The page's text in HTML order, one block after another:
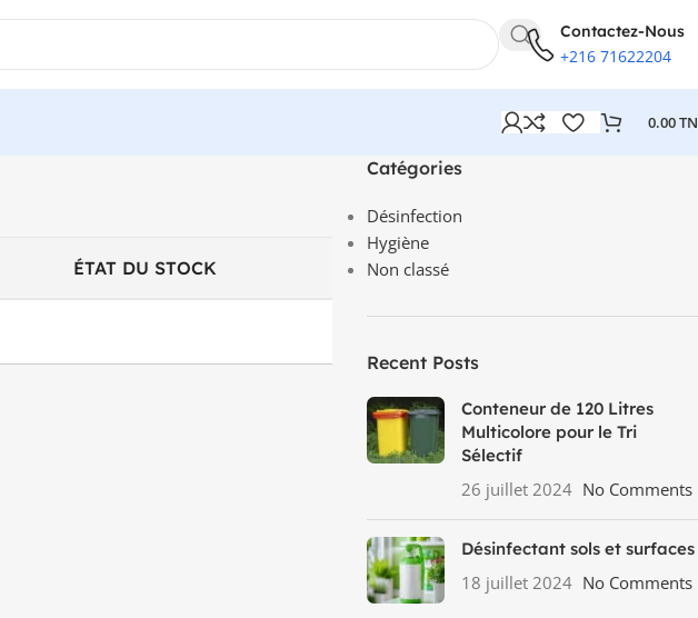
Contactez-Nous
+216 71622204
0.00
ÉTAT DU STOCK
Catégories
Désinfection
Hygiène
Non classé
Recent Posts
Conteneur de 120 Litres
Multicolore pour le Tri
Sélectif
26 juillet 2024 No Comments
Désinfectant sols et surfaces
18 juillet 2024 No Comments